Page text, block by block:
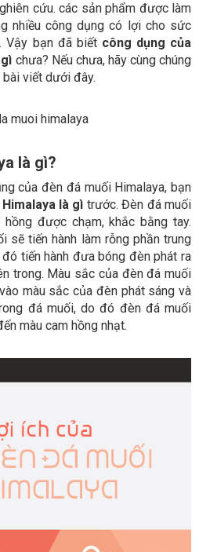
cứu. các sản phẩm được làm
nhiều công dụng có lợi cho sức
Vậy bạn đã biết công dụng của
chưa? Nếu chưa, hãy cùng chúng
viết dưới đây.
là gì?
của đèn đá muối Himalaya, bạn
là gì trước. Đèn đá muối
được chạm, khắc bằng tay.
sẽ tiến hành làm rỗng phần trung
tiến hành đưa bóng đèn phát ra
trong. Màu sắc của đèn đá muối
màu sắc của đèn phát sáng và
đá muối, do đó đèn đá muối
màu cam hồng nhạt.